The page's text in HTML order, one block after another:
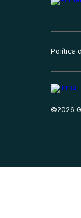
Política
©2026